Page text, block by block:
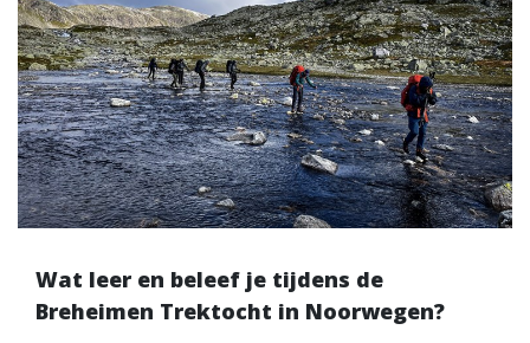
Wat leer en beleef je tijdens de
Breheimen Trektocht in Noorwegen?